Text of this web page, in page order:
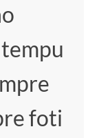
foti